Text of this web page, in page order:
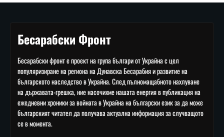
Бесарабски Фронт
Бесарабски фронт е проект на група българи от Украйна с цел
популяризиране на региона на Дунавска Бесарабия и развитие на
българското наследство в Украйна. След пълномащабното нахлуване
на държавата-грешка, ние насочихме нашата енергия в публикация на
ежедневни хроники за войната в Украйна на български език за да може
българският читател да получава актуална информация за случващото
се в момента.